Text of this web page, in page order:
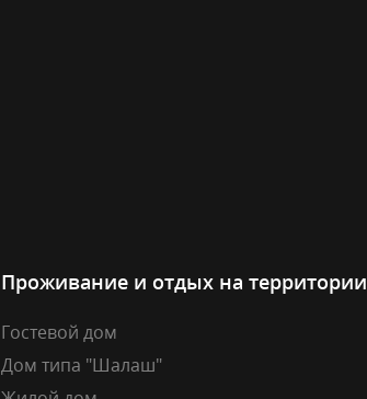
Проживание и отдых на территории
Гостевой дом
Дом типа "Шалаш"